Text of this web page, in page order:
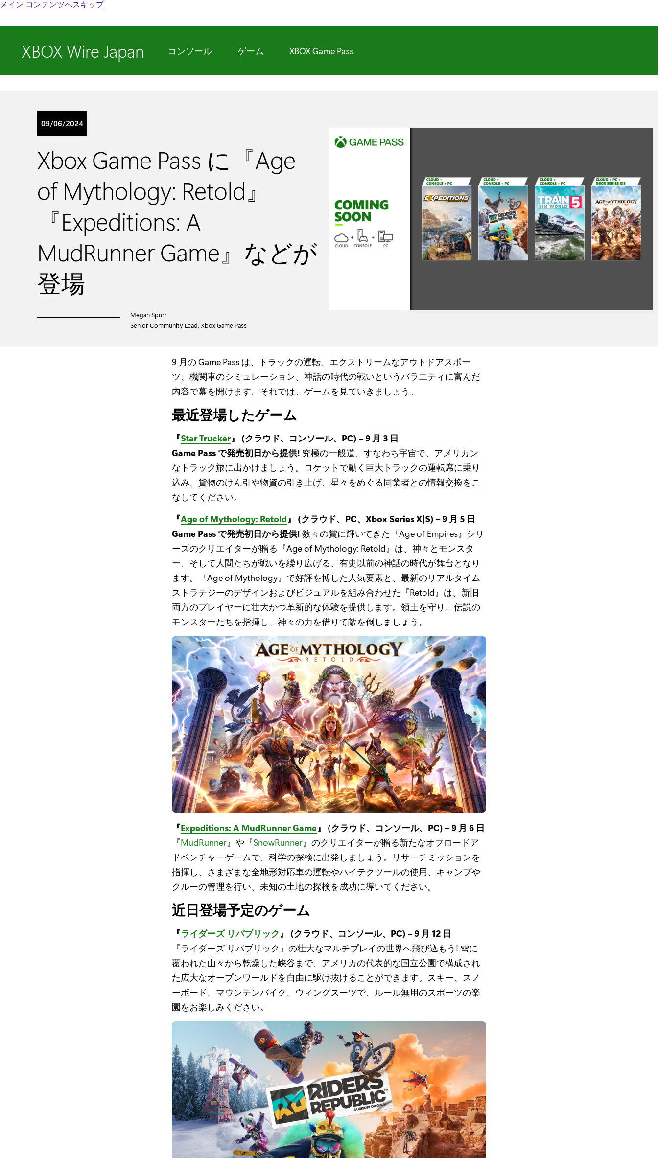
メイン コンテンツへスキップ
XBOX Wire Japan コンソール ゲーム XBOX Game Pass
09/06/2024
Xbox Game Pass に『Age
of Mythology: Retold』
『Expeditions: A
MudRunner Game』などが
登場
Megan Spurr
Senior Community Lead, Xbox Game Pass
9 月の Game Pass は、トラックの運転、エクストリームなアウトドアスポー
ツ、機関車のシミュレーション、神話の時代の戦いというバラエティに富んだ
内容で幕を開けます。それでは、ゲームを見ていきましょう。
最近登場したゲーム
『Star Trucker』 (クラウド、コンソール、PC) – 9 月 3 日
Game Pass で発売初日から提供! 究極の一般道、すなわち宇宙で、アメリカン
なトラック旅に出かけましょう。ロケットで動く巨大トラックの運転席に乗り
込み、貨物のけん引や物資の引き上げ、星々をめぐる同業者との情報交換をこ
なしてください。
『Age of Mythology: Retold 』 (クラウド、PC、Xbox Series X|S) – 9 月 5 日
Game Pass で発売初日から提供! 数々の賞に輝いてきた『Age of Empires』シリ
ーズのクリエイターが贈る『Age of Mythology: Retold』は、神々とモンスタ
ー、そして人間たちが戦いを繰り広げる、有史以前の神話の時代が舞台となり
ます。『Age of Mythology』で好評を博した人気要素と、最新のリアルタイム
ストラテジーのデザインおよびビジュアルを組み合わせた『Retold』は、新旧
両方のプレイヤーに壮大かつ革新的な体験を提供します。領土を守り、伝説の
モンスターたちを指揮し、神々の力を借りて敵を倒しましょう。
『Expeditions: A MudRunner Game』 (クラウド、コンソール、PC) – 9 月 6 日
『MudRunner 』や『SnowRunner 』のクリエイターが贈る新たなオフロードア
ドベンチャーゲームで、科学の探検に出発しましょう。リサーチミッションを
指揮し、さまざまな全地形対応車の運転やハイテクツールの使用、キャンプや
クルーの管理を行い、未知の土地の探検を成功に導いてください。
近日登場予定のゲーム
『ライダーズ リパブリック 』 (クラウド、コンソール、PC) – 9 月 12 日
『ライダーズ リパブリック』の壮大なマルチプレイの世界へ飛び込もう! 雪に
覆われた山々から乾燥した峡谷まで、アメリカの代表的な国立公園で構成され
た広大なオープンワールドを自由に駆け抜けることができます。スキー、スノ
ーボード、マウンテンバイク、ウィングスーツで、ルール無用のスポーツの楽
園をお楽しみください。